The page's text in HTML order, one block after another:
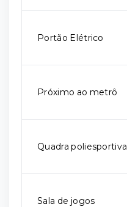
Portão Elétrico
Próximo ao metrô
Quadra poliesportiva
Sala de jogos